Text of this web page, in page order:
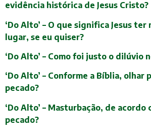
evidência histórica de Jesus Cristo?
‘Do Alto’ – O que significa Jesus
lugar, se eu quiser?
‘Do Alto’ – Como foi justo o dilúvio
‘Do Alto’ – Conforme a Bíblia, olhar
pecado?
‘Do Alto’ – Masturbação, de acordo
pecado?